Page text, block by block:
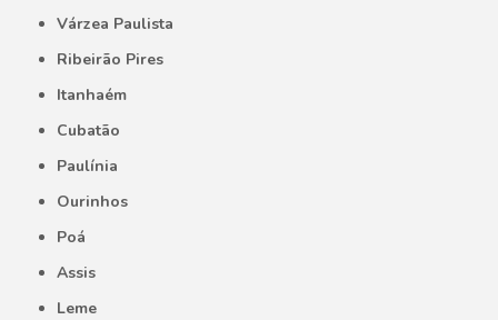
Várzea Paulista
Ribeirão Pires
Itanhaém
Cubatão
Paulínia
Ourinhos
Poá
Assis
Leme